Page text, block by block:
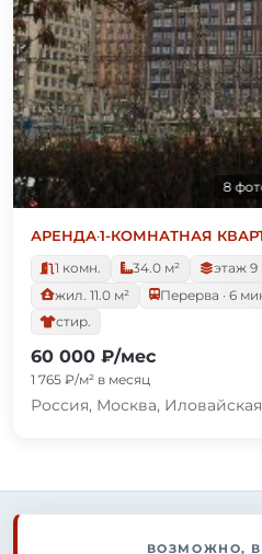
8
АРЕНДА·1-КОМНАТНАЯ
1 комн.
34.0 м² этаж 9
жил. 11.0 м²
Перерва · 6
стир.
60 000 ₽/мес
1 765 ₽/м² в месяц
Россия, Москва,
ВОЗМОЖНО,